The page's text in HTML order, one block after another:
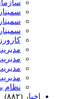
نظام
اخبار (۸۸۲)